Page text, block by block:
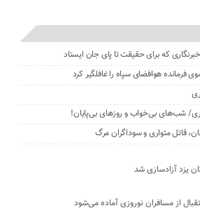
که برای حقیقت تا پای جان ایستاد‌‌
فرمانده هوافضای سپاه را غافلگیر کرد
شب‌های بی‌خواب و روزهای بی‌پایان!
قاتل متواری و سوداگران مرگ
از مسافران نوروزی آماده می‌شود